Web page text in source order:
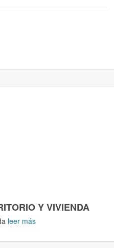
Y VIVIENDA
leer más